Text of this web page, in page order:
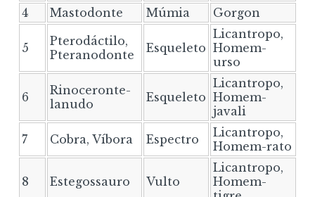
4
Mastodonte Múmia Gorgon
5
Pterodáctilo,
Pteranodonte
Esqueleto
Licantropo,
Homem-
urso
6
Rinoceronte-
lanudo
Esqueleto
Licantropo,
Homem-
javali
7
Cobra, Víbora Espectro
Licantropo,
Homem-rato
8 Estegossauro Vulto
Licantropo,
Homem-